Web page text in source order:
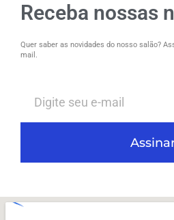
Receba nossas
Quer saber as novidades do nosso salão?
mail.